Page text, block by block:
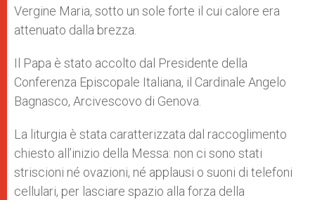
Vergine Maria, sotto un sole forte il cui calore era
attenuato dalla brezza.
Il Papa è stato accolto dal Presidente della
Conferenza Episcopale Italiana, il Cardinale Angelo
Bagnasco, Arcivescovo di Genova.
La liturgia è stata caratterizzata dal raccoglimento
chiesto all’inizio della Messa: non ci sono stati
striscioni né ovazioni, né applausi o suoni di telefoni
cellulari, per lasciare spazio alla forza della